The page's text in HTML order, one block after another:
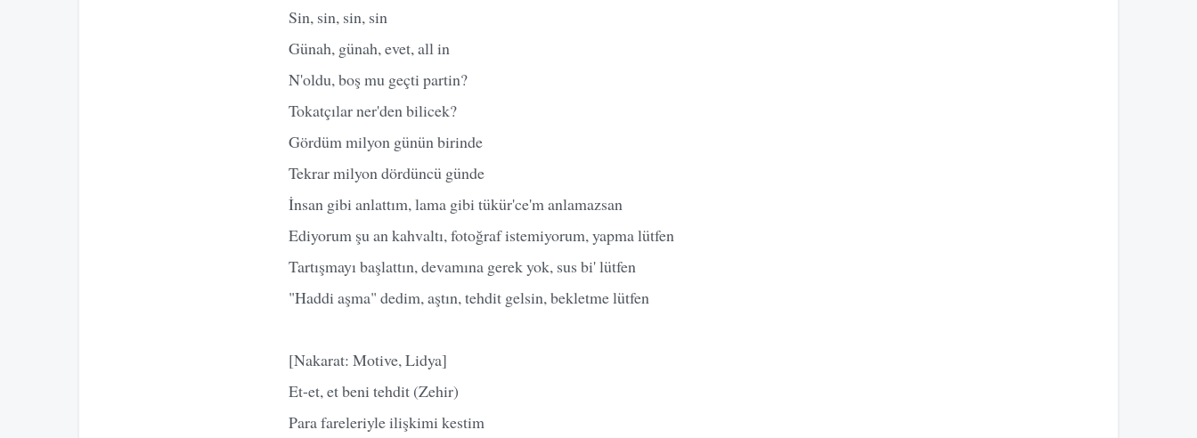
Sin, sin, sin, sin
Günah, günah, evet, all in
N'oldu, boş mu geçti partin?
Tokatçılar ner'den bilicek?
Gördüm milyon günün birinde
Tekrar milyon dördüncü günde
İnsan gibi anlattım, lama gibi tükür'ce'm anlamazsan
Ediyorum şu an kahvaltı, fotoğraf istemiyorum, yapma lütfen
Tartışmayı başlattın, devamına gerek yok, sus bi' lütfen
"Haddi aşma" dedim, aştın, tehdit gelsin, bekletme lütfen
[Nakarat: Motive, Lidya]
Et-et, et beni tehdit (Zehir)
Para fareleriyle ilişkimi kestim